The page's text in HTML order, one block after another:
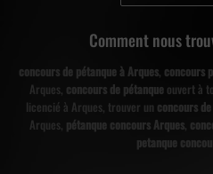
Comment nous
concours de pétanque à Arques, concours
Arques, concours de pétanque ouvert à
licencié à Arques, trouver un concours
Arques, pétanque concours Arques,
petanque